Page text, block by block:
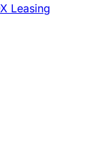
Leasing